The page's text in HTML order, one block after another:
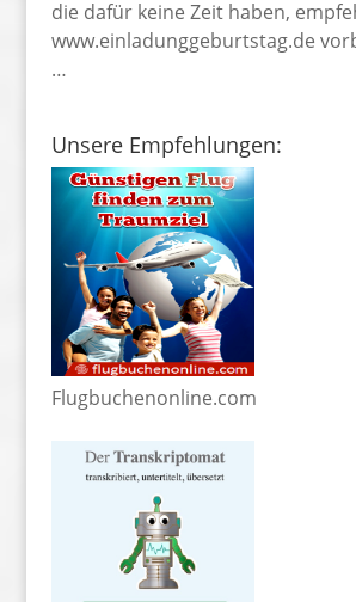
die dafür keine Zeit haben,
www.einladunggeburtstag.de
…
Unsere Empfehlungen:
Flugbuchenonline.com